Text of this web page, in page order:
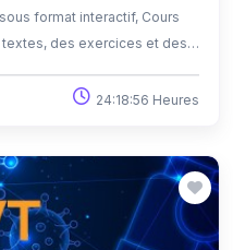
format interactif, Cours
des exercices et des
à l'auto-apprentissage et
24:18:56 Heures